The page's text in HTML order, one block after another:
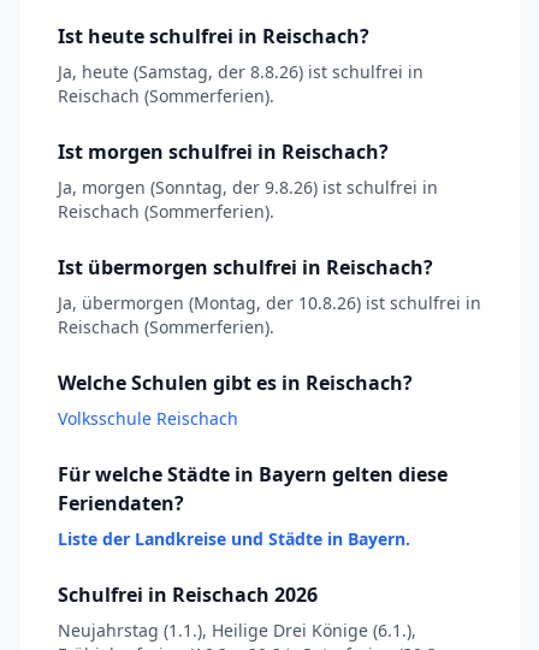
Ist heute schulfrei in Reischach?
Ja, heute (Samstag, der 8.8.26) ist schulfrei in
Reischach (Sommerferien).
Ist morgen schulfrei in Reischach?
Ja, morgen (Sonntag, der 9.8.26) ist schulfrei in
Reischach (Sommerferien).
Ist übermorgen schulfrei in Reischach?
Ja, übermorgen (Montag, der 10.8.26) ist schulfrei in
Reischach (Sommerferien).
Welche Schulen gibt es in Reischach?
Volksschule Reischach
Für welche Städte in Bayern gelten diese
Feriendaten?
Liste der Landkreise und Städte in Bayern.
Schulfrei in Reischach 2026
Neujahrstag (1.1.), Heilige Drei Könige (6.1.),